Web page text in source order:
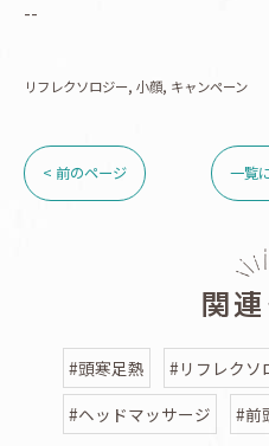
--
リフレクソロジー 小顔 キャンペーン
< 前のページ 一覧
関
#頭寒足熱 #リフレクソ
#ヘッドマッサージ
#前